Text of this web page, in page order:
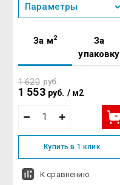
Параметры
За м2
За
упаковку
1 620 руб.
1 553 руб. / м2
Купить в 1 клик
К сравнению